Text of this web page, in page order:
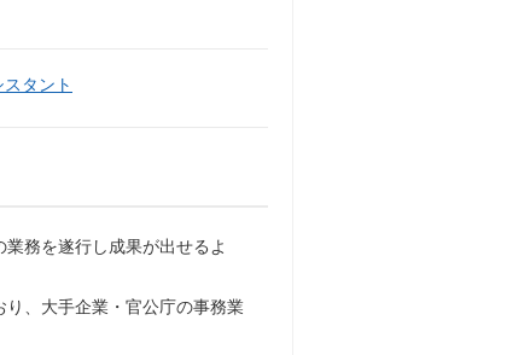
タント
務を遂行し成果が出せるよ
、大手企業・官公庁の事務業